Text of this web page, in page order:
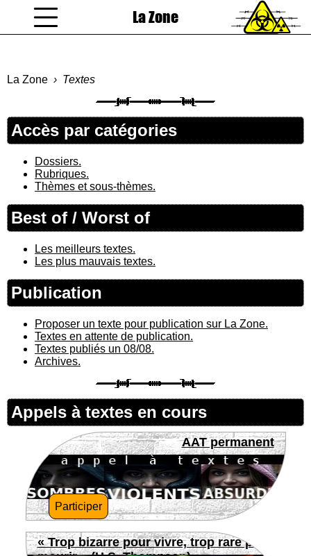
La Zone
La Zone Textes
Accès par catégories
Dossiers.
Rubriques.
Thèmes et sous-thèmes.
Best of / Worst of
Les meilleurs textes.
Les plus mauvais textes.
Publication
Proposer un texte pour publication sur La Zone.
Textes en attente de publication.
Textes publiés un 08/08.
Archives.
Appels à textes en cours
AAT permanent
Participer
« Trop bizarre pour vivre, trop rare pour